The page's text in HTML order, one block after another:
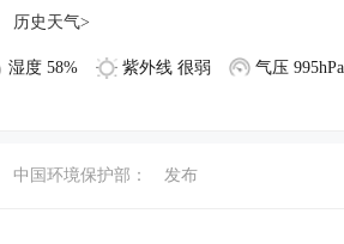
历史天气>
湿度 58% 紫外线 很弱 气压 995hPa
中国环境保护部： 发布